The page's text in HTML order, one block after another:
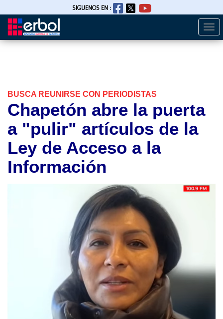
Pasar
SIGUENOS EN :
BUSCA REUNIRSE CON PERIODISTAS
Chapetón abre la puerta
a "pulir" artículos de la
Ley de Acceso a la
Información